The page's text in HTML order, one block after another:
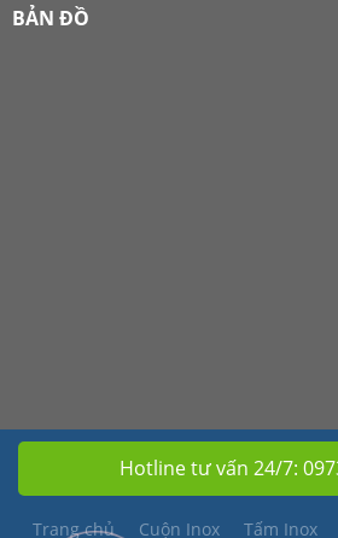
BẢN ĐỒ
Hotline tư vấn 24/7:
Trang chủ Cuộn Inox Tấm Inox